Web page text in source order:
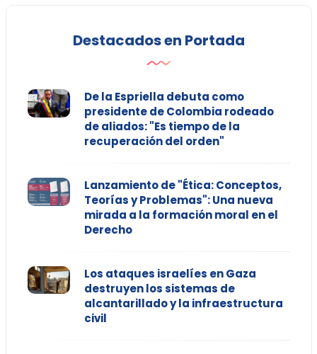
Destacados en Portada
De la Espriella debuta como
presidente de Colombia rodeado
de aliados: "Es tiempo de la
recuperación del orden"
Lanzamiento de "Ética: Conceptos,
Teorías y Problemas": Una nueva
mirada a la formación moral en el
Derecho
Los ataques israelíes en Gaza
destruyen los sistemas de
alcantarillado y la infraestructura
civil